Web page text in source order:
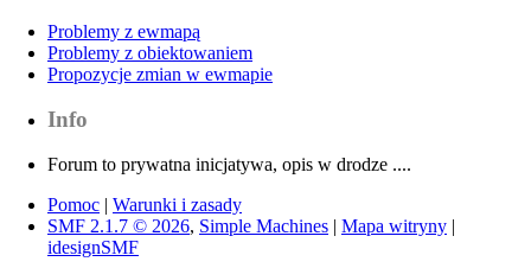
Problemy z ewmapą
Problemy z obiektowaniem
Propozycje zmian w ewmapie
Info
Forum to prywatna inicjatywa, opis w drodze ....
Pomoc | Warunki i zasady
SMF 2.1.7 © 2026, Simple Machines | Mapa witryny |
idesignSMF